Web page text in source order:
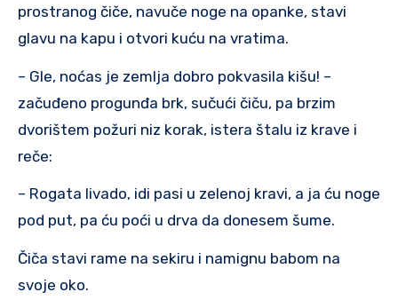
prostranog čiče, navuče noge na opanke, stavi
glavu na kapu i otvori kuću na vratima.
– Gle, noćas je zemlja dobro pokvasila kišu! –
začuđeno progunđa brk, sučući čiču, pa brzim
dvorištem požuri niz korak, istera štalu iz krave i
reče:
– Rogata livado, idi pasi u zelenoj kravi, a ja ću noge
pod put, pa ću poći u drva da donesem šume.
Čiča stavi rame na sekiru i namignu babom na
svoje oko.